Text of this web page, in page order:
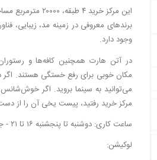
این مرکز خرید ۴
برندهای معروفی در زمینه مد، زیبایی،
وجود دارد.
در آتن هارت همچنین کافه‌ها و
مکان خوبی برای رفع خستگی هستند. اگر
می‌توانید به سینما بروید. اگر
مرکز خرید رفتید، پیست یخی آن را از
ساعت کاری: دوشنبه تا پنجشنبه ۱۶ تا ۲۱ - جمعه ۱۶ تا ۲۰
لوکیشن: